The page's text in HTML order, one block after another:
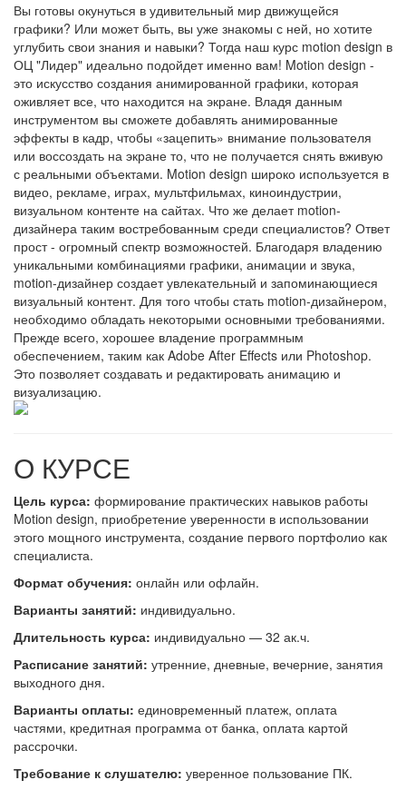
Вы готовы окунуться в удивительный мир движущейся
графики? Или может быть, вы уже знакомы с ней, но хотите
углубить свои знания и навыки? Тогда наш курс motion design в
ОЦ "Лидер" идеально подойдет именно вам! Motion design -
это искусство создания анимированной графики, которая
оживляет все, что находится на экране. Владя данным
инструментом вы сможете добавлять анимированные
эффекты в кадр, чтобы «зацепить» внимание пользователя
или воссоздать на экране то, что не получается снять вживую
с реальными объектами. Motion design широко используется в
видео, рекламе, играх, мультфильмах, киноиндустрии,
визуальном контенте на сайтах. Что же делает motion-
дизайнера таким востребованным среди специалистов? Ответ
прост - огромный спектр возможностей. Благодаря владению
уникальными комбинациями графики, анимации и звука,
motion-дизайнер создает увлекательный и запоминающиеся
визуальный контент. Для того чтобы стать motion-дизайнером,
необходимо обладать некоторыми основными требованиями.
Прежде всего, хорошее владение программным
обеспечением, таким как Adobe After Effects или Photoshop.
Это позволяет создавать и редактировать анимацию и
визуализацию.
О КУРСЕ
Цель курса: формирование практических навыков работы
Motion design, приобретение уверенности в использовании
этого мощного инструмента, создание первого портфолио как
специалиста.
Формат обучения: онлайн или офлайн.
Варианты занятий: индивидуально.
Длительность курса: индивидуально — 32 ак.ч.
Расписание занятий: утренние, дневные, вечерние, занятия
выходного дня.
Варианты оплаты: единовременный платеж, оплата
частями, кредитная программа от банка, оплата картой
рассрочки.
Требование к слушателю: уверенное пользование ПК.